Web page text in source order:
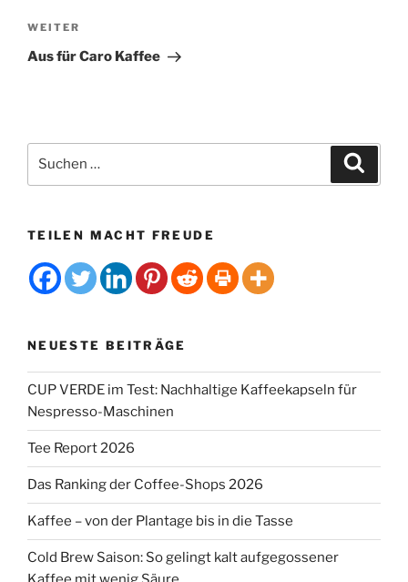
a
t
:
Nächster
Beitrag
WEITER
Aus für Caro Kaffee
nach:
TEILEN MACHT FREUDE
NEUESTE BEITRÄGE
CUP VERDE im Test: Nachhaltige Kaffeekapseln für
Nespresso-Maschinen
Tee Report 2026
Das Ranking der Coffee-Shops 2026
Kaffee – von der Plantage bis in die Tasse
Cold Brew Saison: So gelingt kalt aufgegossener